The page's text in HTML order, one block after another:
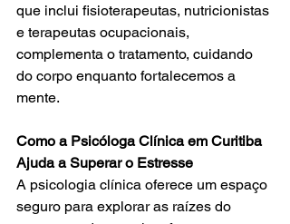
que inclui fisioterapeutas, nutricionistas
e terapeutas ocupacionais,
complementa o tratamento, cuidando
do corpo enquanto fortalecemos a
mente.
Como a Psicóloga Clínica em Curitiba
Ajuda a Superar o Estresse
A psicologia clínica oferece um espaço
seguro para explorar as raízes do